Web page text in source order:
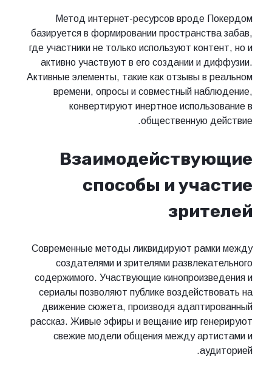
Метод интернет-ресурсов вроде
базируется в формировании
где участники не только используют
активно участвуют в его создании и
Активные элементы, такие как отзывы в
времени, опросы и совместный
конвертируют инертное
общественную
способы и
Современные методы ликвидируют
создателями и зрителями
содержимого. Участвующие
сериалы позволяют публике
движение сюжета, производя
рассказ. Живые эфиры и вещание игр
свежие модели общения между